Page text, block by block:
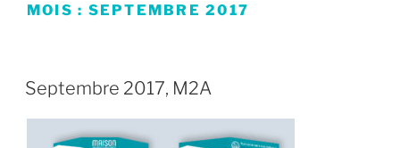
MOIS : SEPTEMBRE 2017
LE
Septembre 2017, M2A